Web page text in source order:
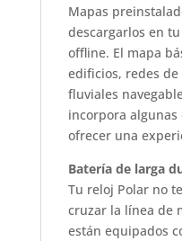
Mapas
descargarlos en
offline. El mapa
edificios, redes de
fluviales
incorpora
ofrecer una
Batería de larga
Tu reloj Polar no
cruzar la línea de
están equipados